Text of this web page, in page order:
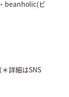
beanholic(ビ
詳細はSNS